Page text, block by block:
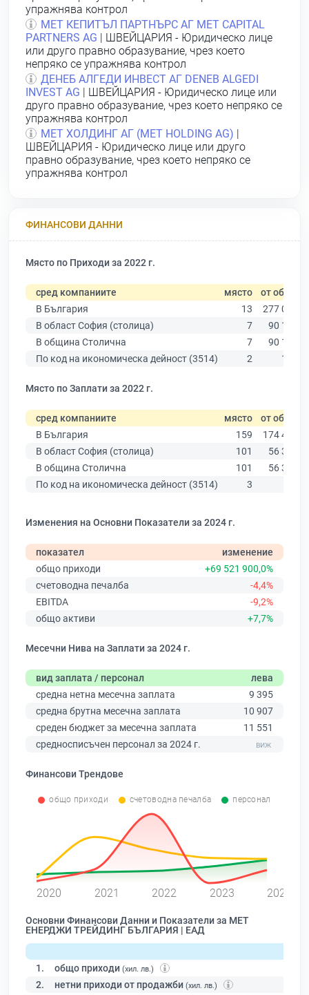
упражнява контрол
МЕТ КЕПИТЪЛ ПАРТНЪРС АГ МЕТ СAPITAL
РARTNERS АG | ШВЕЙЦАРИЯ - Юридическо лице
или друго правно образувание, чрез което
непряко се упражнява контрол
ДЕНЕБ АЛГЕДИ ИНВЕСТ АГ DENEB АLGEDI
INVEST АG | ШВЕЙЦАРИЯ - Юридическо лице или
друго правно образувание, чрез което непряко се
упражнява контрол
МЕТ ХОЛДИНГ АГ (МЕТ НOLDING АG)
ШВЕЙЦАРИЯ - Юридическо лице или друго
правно образувание, чрез което непряко се
упражнява контрол
ФИНАНСОВИ ДАННИ
Място по Приходи за 2022 г.
сред компаниите място от общо
В България
13
277 019
В област София (столица)
7
90 178
В община Столична
7
90 178
По код на икономическа дейност (3514)
2 100
Място по Заплати за 2022 г.
сред компаниите място от общо
В България
159
174 403
В област София (столица)
101
56 378
В община Столична
101
56 378
По код на икономическа дейност (3514)
3
Изменения на Основни Показатели за 2024 г.
показател
изменение
общо приходи
+69 521 900,0%
счетоводна печалба
-4,4%
EBITDA
-9,2%
общо активи
+7,7%
Месечни Нива на Заплати за 2024 г.
вид заплата / персонал
лева
средна нетна месечна заплата
9 395
средна брутна месечна заплата
10 907
среден бюджет за месечна заплата
11 551
средносписъчен персонал за 2024 г.
Финансови Трендове
общо приходи счетоводна печалба персонал
2020 2021 2022 2023 2024
Основни Финансови Данни и Показатели за МЕТ
ЕНЕРДЖИ ТРЕЙДИНГ БЪЛГАРИЯ | ЕАД
1. общо приходи (хил. лв.)
2. нетни приходи от продажби (хил. лв.)